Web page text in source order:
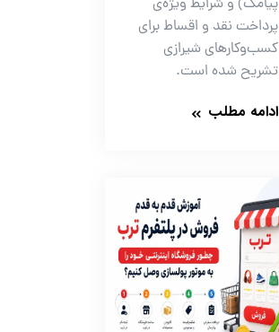
پیامک) و شرایط ویژه‌ی
پرداخت نقد و اقساط برای
کسب‌وکارهای شیرازی
تشریح شده است.
ادامه مطلب